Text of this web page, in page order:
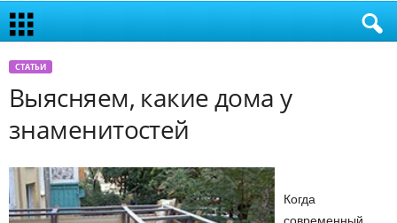
СТАТЬИ
Выясняем, какие дома у
знаменитостей
Когда